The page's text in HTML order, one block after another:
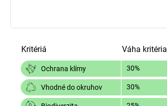
Kritériá Váha kritéria
Ochrana klímy 30%
Vhodné do okruhov 30%